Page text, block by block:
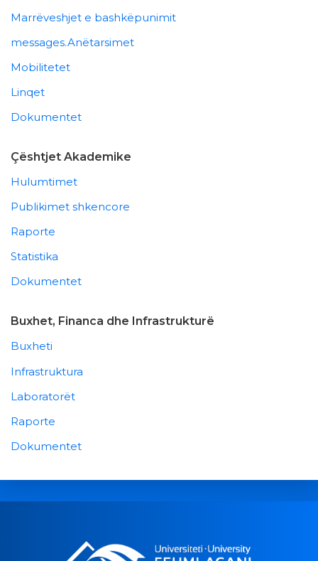
Marrëveshjet e bashkëpunimit
messages.Anëtarsimet
Mobilitetet
Linqet
Dokumentet
Çështjet Akademike
Hulumtimet
Publikimet shkencore
Raporte
Statistika
Dokumentet
Buxhet, Financa dhe Infrastrukturë
Buxheti
Infrastruktura
Laboratorët
Raporte
Dokumentet